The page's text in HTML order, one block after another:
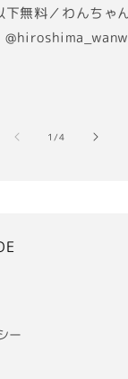
無料／わんちゃ
1 /の
4
ー